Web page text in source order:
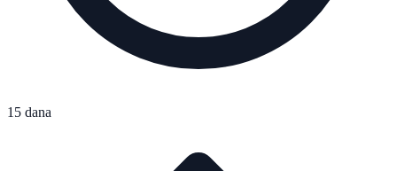
15 dana